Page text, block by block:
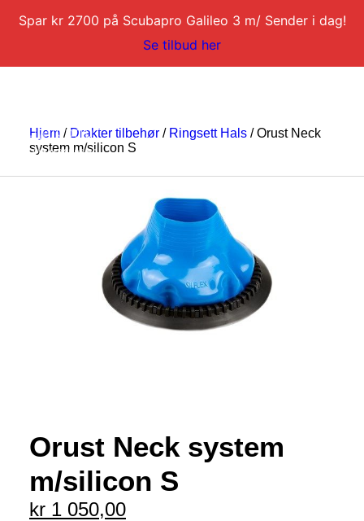
Spar kr 2700 på Scubapro Galileo 3 m/ Sender i dag!
Se tilbud her
DYKKERTURER
BLI DYKKERINSTRUKTØR
Hjem / Drakter tilbehør / Ringsett Hals / Orust Neck
system m/silicon S
Orust Neck system
m/silicon S
kr 1 050,00